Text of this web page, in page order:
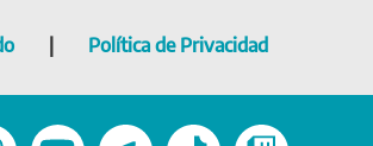
Política de Privacidad